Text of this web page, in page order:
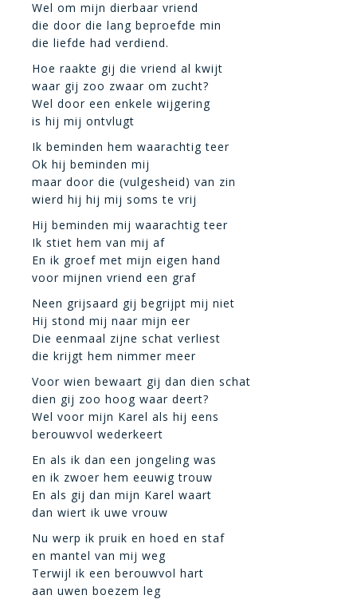
Wel om mijn dierbaar vriend
die door die lang beproefde min
die liefde had verdiend.
Hoe raakte gij die vriend al kwijt
waar gij zoo zwaar om zucht?
Wel door een enkele wijgering
is hij mij ontvlugt
Ik beminden hem waarachtig teer
Ok hij beminden mij
maar door die (vulgesheid) van zin
wierd hij hij mij soms te vrij
Hij beminden mij waarachtig teer
Ik stiet hem van mij af
En ik groef met mijn eigen hand
voor mijnen vriend een graf
Neen grijsaard gij begrijpt mij niet
Hij stond mij naar mijn eer
Die eenmaal zijne schat verliest
die krijgt hem nimmer meer
Voor wien bewaart gij dan dien schat
dien gij zoo hoog waar deert?
Wel voor mijn Karel als hij eens
berouwvol wederkeert
En als ik dan een jongeling was
en ik zwoer hem eeuwig trouw
En als gij dan mijn Karel waart
dan wiert ik uwe vrouw
Nu werp ik pruik en hoed en staf
en mantel van mij weg
Terwijl ik een berouwvol hart
aan uwen boezem leg